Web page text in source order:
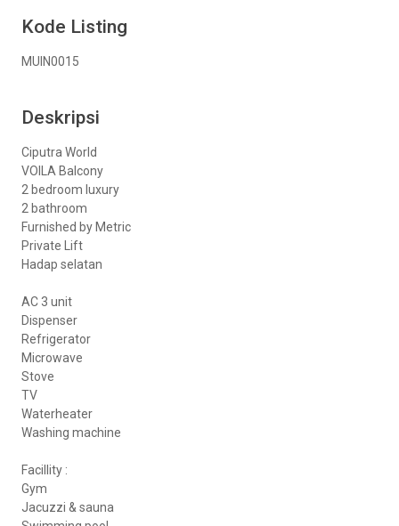
Kode Listing
MUIN0015
Deskripsi
Ciputra World
VOILA Balcony
2 bedroom luxury
2 bathroom
Furnished by Metric
Private Lift
Hadap selatan
AC 3 unit
Dispenser
Refrigerator
Microwave
Stove
TV
Waterheater
Washing machine
Facillity :
Gym
Jacuzzi & sauna